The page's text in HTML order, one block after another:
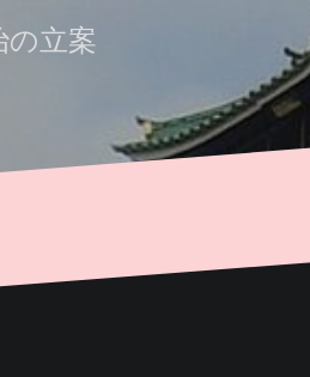
立案